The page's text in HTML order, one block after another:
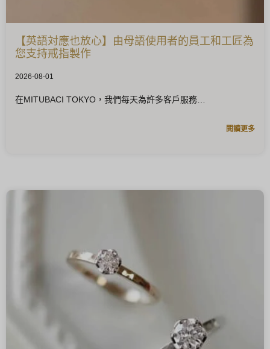
【英語対應也放心】由母語使用者的員工和工匠為
您支持戒指製作
2026-08-01
在MITUBACI TOKYO，我們每天為許多客戶服務
閱讀更多